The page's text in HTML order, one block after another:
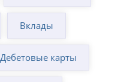
Вклады
Дебетовые карты